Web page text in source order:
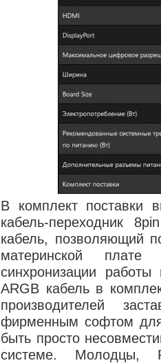
В комплект поставки
кабель-переходник
кабель, позволяющий
материнской
синхронизации
ARGB кабель в
производителей
фирменным софтом
быть просто
системе. Молодцы,